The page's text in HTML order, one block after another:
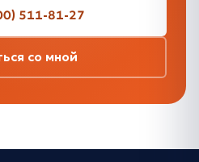
511-81-27
со мной